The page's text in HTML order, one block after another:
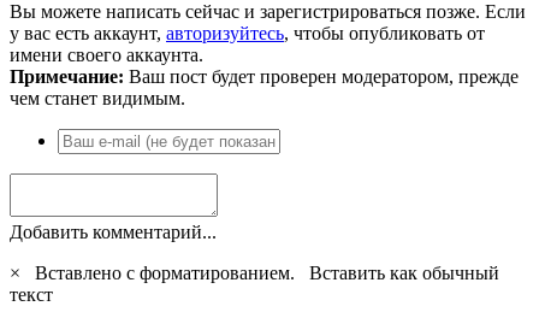
Вы можете написать сейчас и зарегистрироваться позже. Если
у вас есть аккаунт, авторизуйтесь, чтобы опубликовать от
имени своего аккаунта.
Примечание: Ваш пост будет проверен модератором, прежде
чем станет видимым.
Добавить комментарий...
×
Вставлено с форматированием. Вставить как обычный
текст